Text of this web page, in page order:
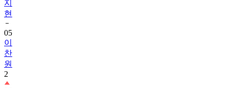
05
이
찬
원
2
06
미